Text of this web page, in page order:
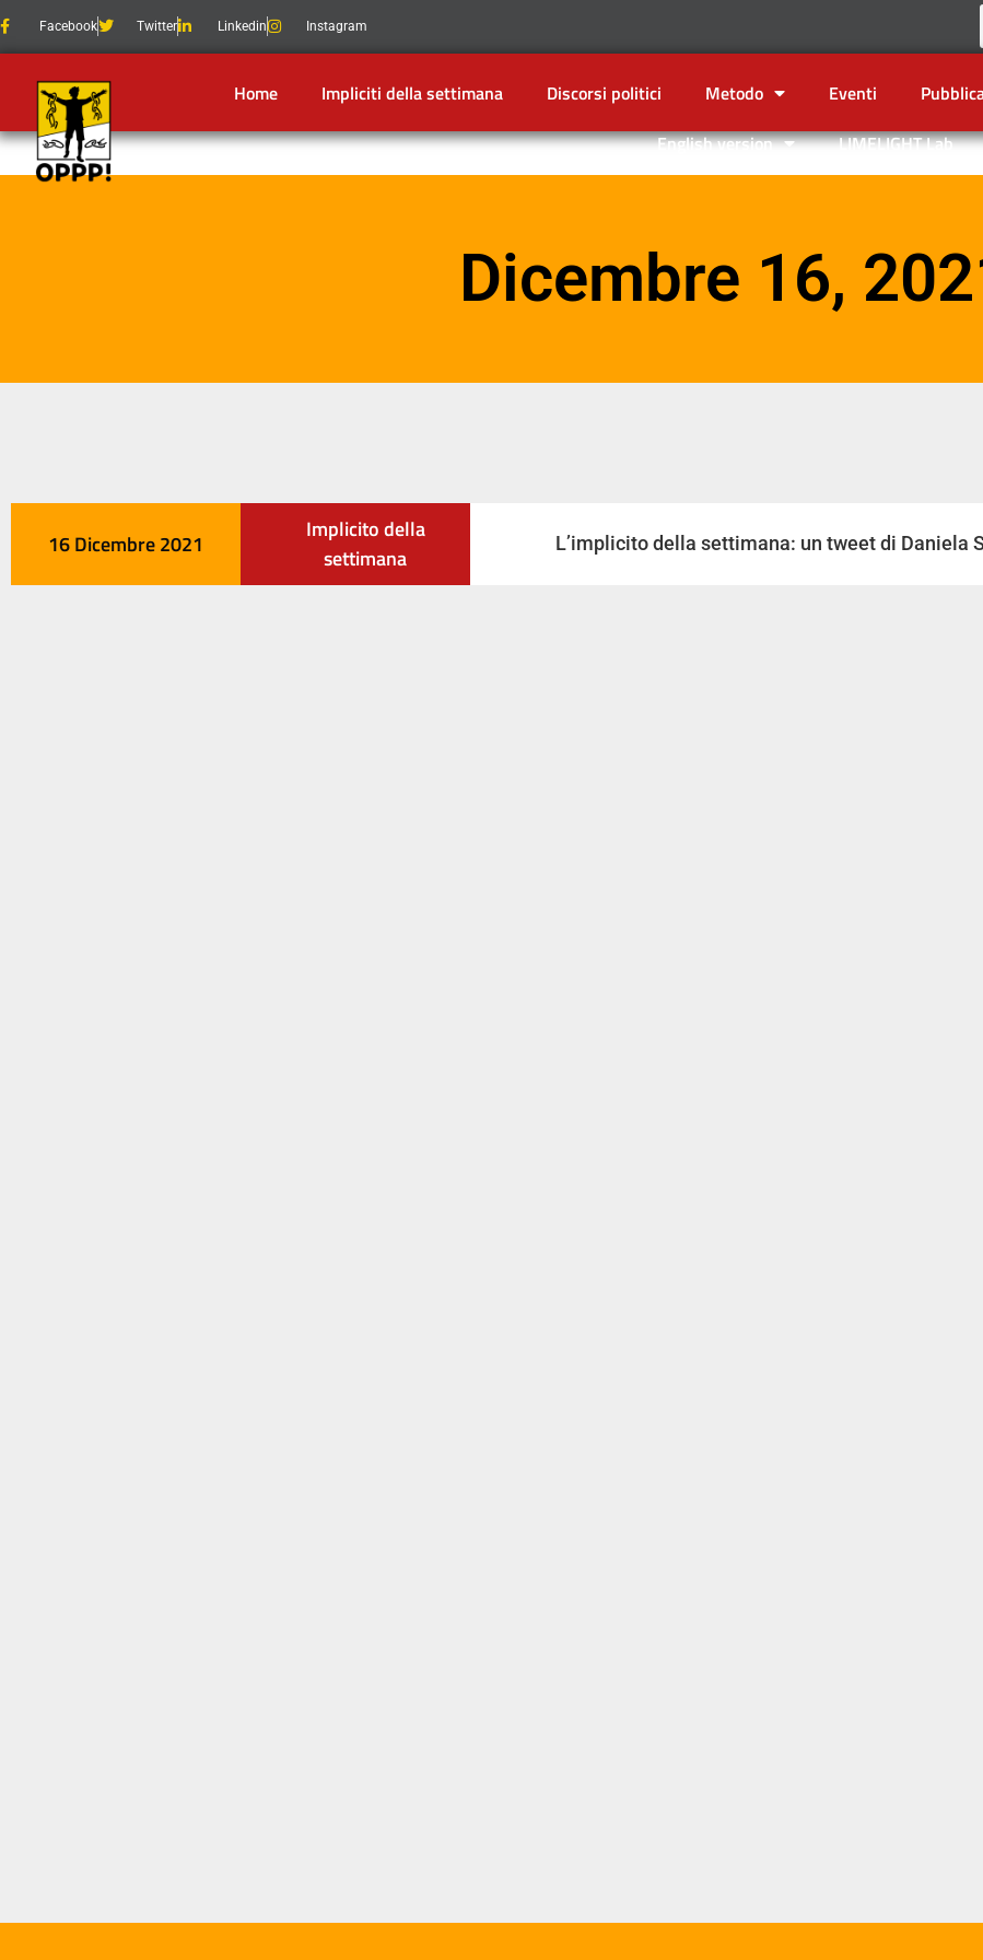
Facebook Twitter Linkedin Instagram
Home Impliciti della settimana Discorsi politici Metodo Eventi
English version
LIMELIGHT Lab
Dicembre 16,
16 Dicembre 2021
Implicito della
settimana
L’implicito della settimana: un tweet di Daniela